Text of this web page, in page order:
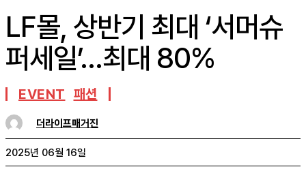
LF몰, 상반기 최대 ‘서머슈
퍼세일’…최대 80%
EVENT 패션
더라이프매거진
2025년 06월 16일